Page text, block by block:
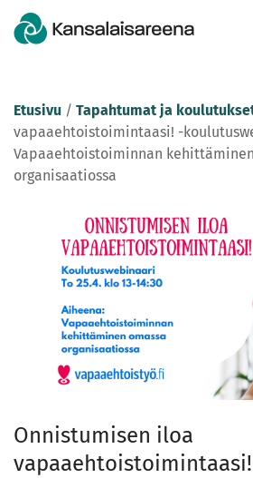
Etusivu / Tapahtumat ja
vapaaehtoistoimintaasi! -
Vapaaehtoistoiminnan
organisaatiossa
Onnistumisen iloa